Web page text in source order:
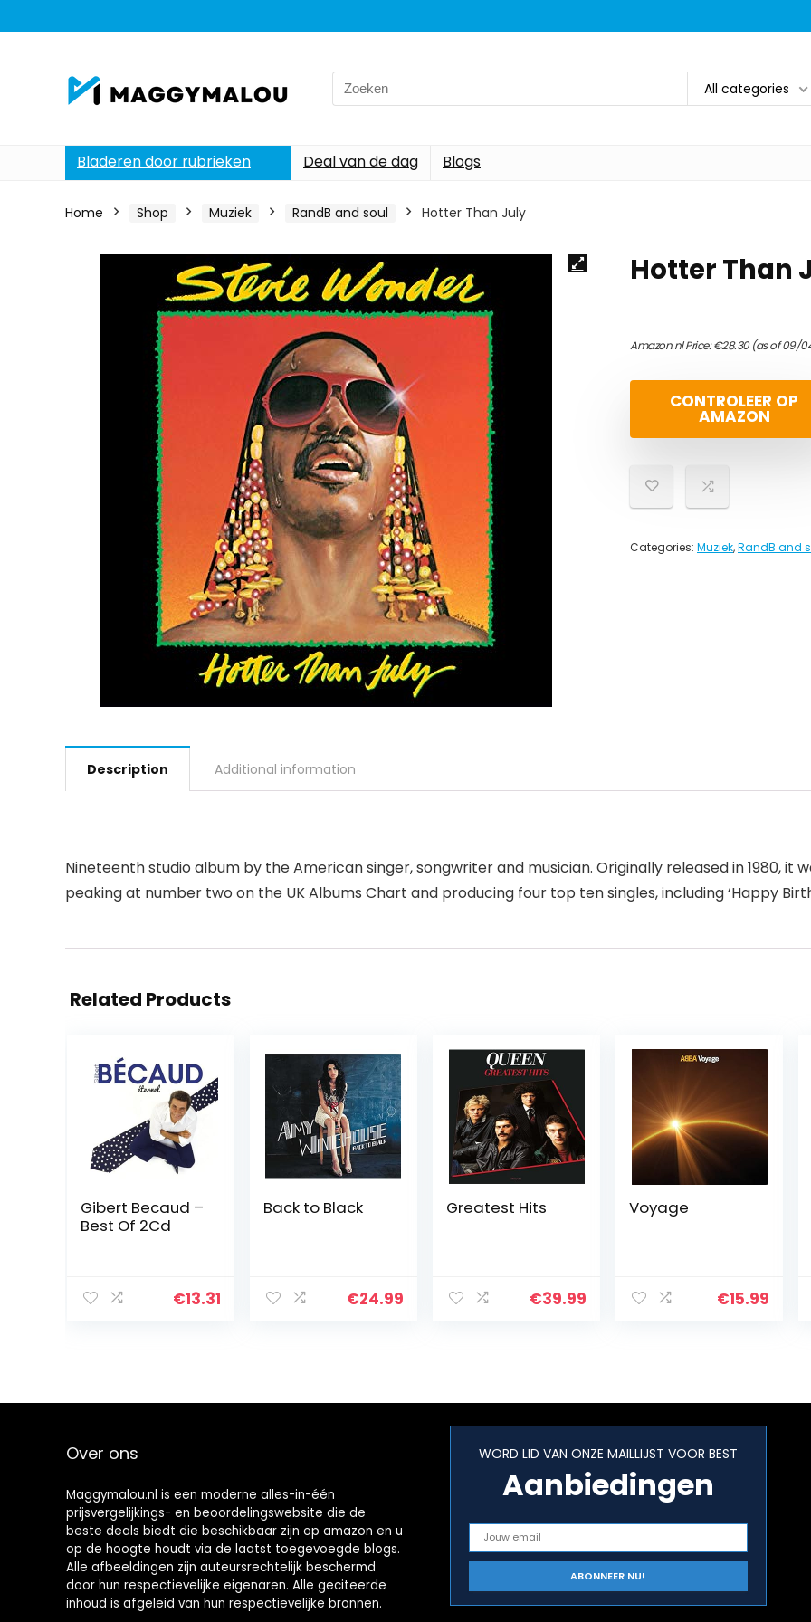
Search
for:
All categories
Bladeren door rubrieken Deal van de dag Blogs
Home Shop Muziek RandB and soul Hotter Than July
Hotter Than
Amazon.nl Price:€28.30(as of 09/
CONTROLEER OP
AMAZON
Categories: Muziek,RandB and
Description Additional information
Nineteenth studio album by the American singer, songwriter and musician. Originally released in 1980, it
peaking at number two on the UK Albums Chart and producing four top ten singles, including ‘Happy
Related Products
Gibert Becaud –
Best Of 2Cd
€13.31
Back to Black
€24.99
Greatest Hits
€39.99
Voyage
€15.99
Over ons
Maggymalou.nl is een moderne alles-in-één
prijsvergelijkings- en beoordelingswebsite die de
beste deals biedt die beschikbaar zijn op amazon en u
op de hoogte houdt via de laatst toegevoegde blogs.
Alle afbeeldingen zijn auteursrechtelijk beschermd
door hun respectievelijke eigenaren. Alle geciteerde
inhoud is afgeleid van hun respectievelijke bronnen.
WORD LID VAN ONZE MAILLIJST VOOR BEST
Aanbiedingen